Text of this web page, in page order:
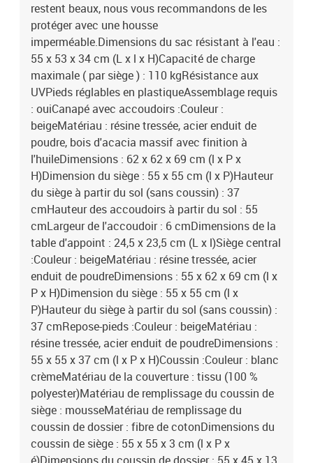
restent beaux, nous vous recommandons de les
protéger avec une housse
imperméable.Dimensions du sac résistant à l'eau :
55 x 53 x 34 cm (L x l x H)Capacité de charge
maximale ( par siège ) : 110 kgRésistance aux
UVPieds réglables en plastiqueAssemblage requis
: ouiCanapé avec accoudoirs :Couleur :
beigeMatériau : résine tressée, acier enduit de
poudre, bois d'acacia massif avec finition à
l'huileDimensions : 62 x 62 x 69 cm (l x P x
H)Dimension du siège : 55 x 55 cm (l x P)Hauteur
du siège à partir du sol (sans coussin) : 37
cmHauteur des accoudoirs à partir du sol : 55
cmLargeur de l'accoudoir : 6 cmDimensions de la
table d'appoint : 24,5 x 23,5 cm (L x l)Siège central
:Couleur : beigeMatériau : résine tressée, acier
enduit de poudreDimensions : 55 x 62 x 69 cm (l x
P x H)Dimension du siège : 55 x 55 cm (l x
P)Hauteur du siège à partir du sol (sans coussin) :
37 cmRepose-pieds :Couleur : beigeMatériau :
résine tressée, acier enduit de poudreDimensions :
55 x 55 x 37 cm (l x P x H)Coussin :Couleur : blanc
crèmeMatériau de la couverture : tissu (100 %
polyester)Matériau de remplissage du coussin de
siège : mousseMatériau de remplissage du
coussin de dossier : fibre de cotonDimensions du
coussin de siège : 55 x 55 x 3 cm (l x P x